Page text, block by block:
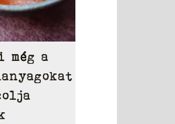
még a